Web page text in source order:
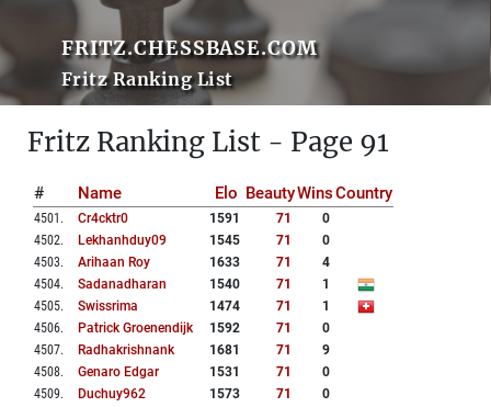
FRITZ.CHESSBASE.COM
Fritz Ranking List
Fritz Ranking List - Page 91
# Name Elo BeautyWinsCountry
4501 . Cr4cktr0 1591 71
0
4502. Lekhanhduy09 1545 71
0
4503. Arihaan Roy 1633 71
4
4504. Sadanadharan 1540 71
1
4505. Swissrima 1474 71
1
4506. Patrick Groenendijk 1592 71
0
4507. Radhakrishnank 1681 71
9
4508. Genaro Edgar 1531 71
0
4509. Duchuy962 1573 71
0